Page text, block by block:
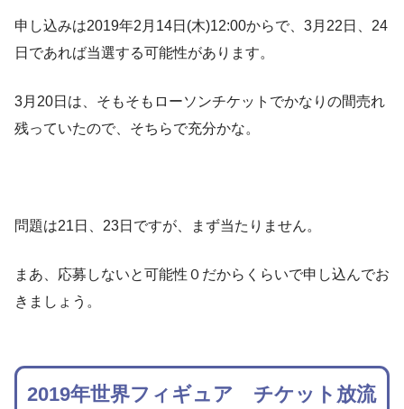
申し込みは2019年2月14日(木)12:00からで、3月22日、24
日であれば当選する可能性があります。
3月20日は、そもそもローソンチケットでかなりの間売れ
残っていたので、そちらで充分かな。
問題は21日、23日ですが、まず当たりません。
まあ、応募しないと可能性０だからくらいで申し込んでお
きましょう。
2019年世界フィギュア チケット放流